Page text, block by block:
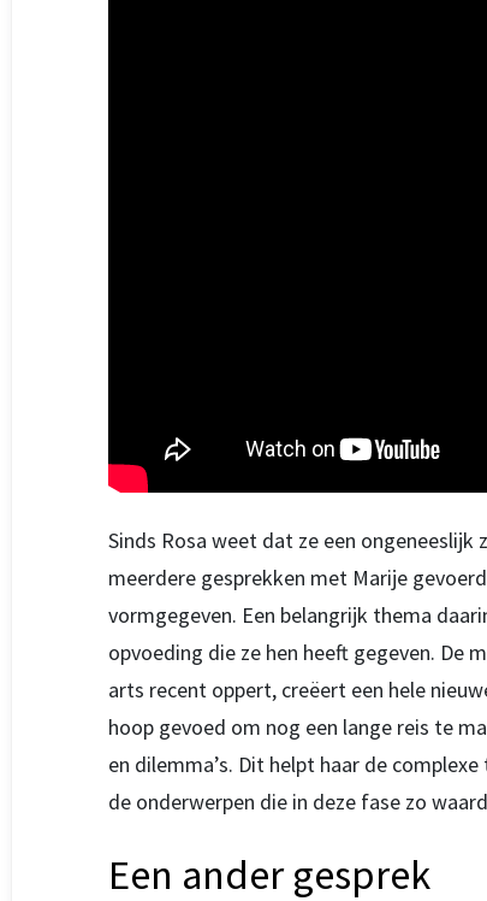
Sinds Rosa weet dat ze een
meerdere gesprekken met Marije
vormgegeven. Een belangrijk thema
opvoeding die ze hen heeft gegeven. De
arts recent oppert, creëert een hele
hoop gevoed om nog een lange reis te
en dilemma’s. Dit helpt haar de
de onderwerpen die in deze fase zo
Een ander gesprek